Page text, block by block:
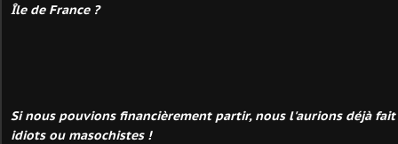
Île de France ?
Si nous pouvions financièrement partir, nous l'aurions déjà fait
idiots ou masochistes !